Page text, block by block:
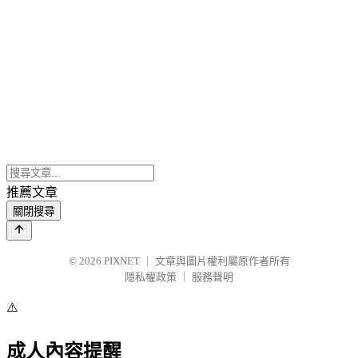
推薦文章
關閉搜尋
© 2026 PIXNET
文章與圖片權利屬原作者所有
隱私權政策
服務聲明
⚠️
成人內容提醒